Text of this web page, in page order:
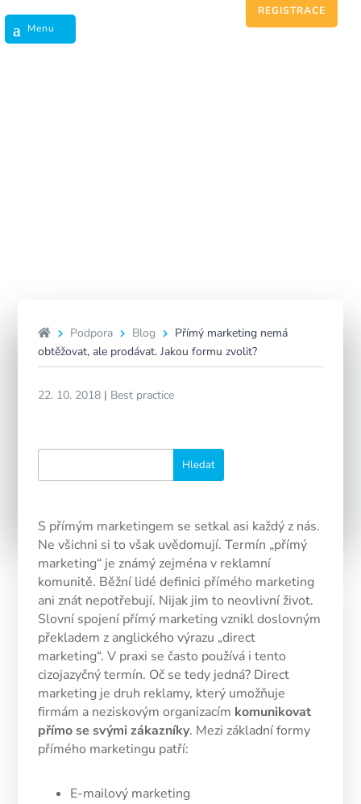
REGISTRACE
Podpora Blog
Přímý marketing nemá
obtěžovat, ale prodávat. Jakou formu zvolit?
22. 10. 2018 | Best practice
S přímým marketingem se setkal asi každý z nás.
Ne všichni si to však uvědomují. Termín „přímý
marketing“ je známý zejména v reklamní
komunitě. Běžní lidé definici přímého marketing
ani znát nepotřebují. Nijak jim to neovlivní život.
Slovní spojení přímý marketing vznikl doslovným
překladem z anglického výrazu „direct
marketing“. V praxi se často používá i tento
cizojazyčný termín. Oč se tedy jedná? Direct
marketing je druh reklamy, který umožňuje
firmám a neziskovým organizacím komunikovat
přímo se svými zákazníky. Mezi základní formy
přímého marketingu patří:
E-mailový marketing